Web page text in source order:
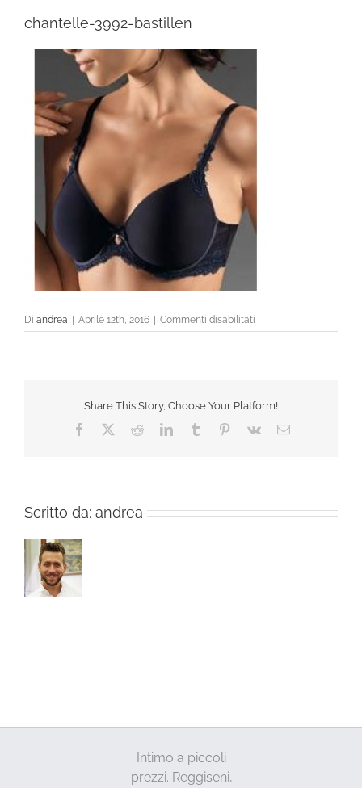
chantelle-3992-bastillen
Di andrea Aprile 12th, 2016 Commenti disabilitati
chantelle-
Share This Story, Choose Your Platform!
Facebook RedditLinkedInTumblr Pinterest
Vk Email
Scritto da: andrea
Intimo a piccoli
prezzi. Reggiseni,